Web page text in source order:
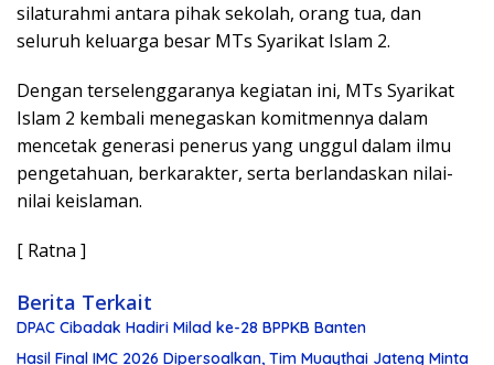
silaturahmi antara pihak sekolah, orang tua, dan
seluruh keluarga besar MTs Syarikat Islam 2.
Dengan terselenggaranya kegiatan ini, MTs Syarikat
Islam 2 kembali menegaskan komitmennya dalam
mencetak generasi penerus yang unggul dalam ilmu
pengetahuan, berkarakter, serta berlandaskan nilai-
nilai keislaman.
[ Ratna ]
Berita Terkait
DPAC Cibadak Hadiri Milad ke-28 BPPKB Banten
Hasil Final IMC 2026 Dipersoalkan, Tim Muaythai Jateng Minta